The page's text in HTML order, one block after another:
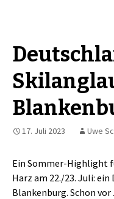
17. Juli 2023 Uwe
Ein Sommer-Highlight
Harz am 22./23. Juli:
Blankenburg. Schon